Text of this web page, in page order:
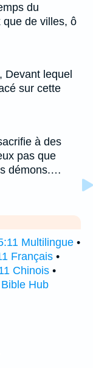
du
que de villes, ô
Devant lequel
sur cette
à des
pas que
démons.…
Multilingue •
Français •
Chinois •
Bible Hub